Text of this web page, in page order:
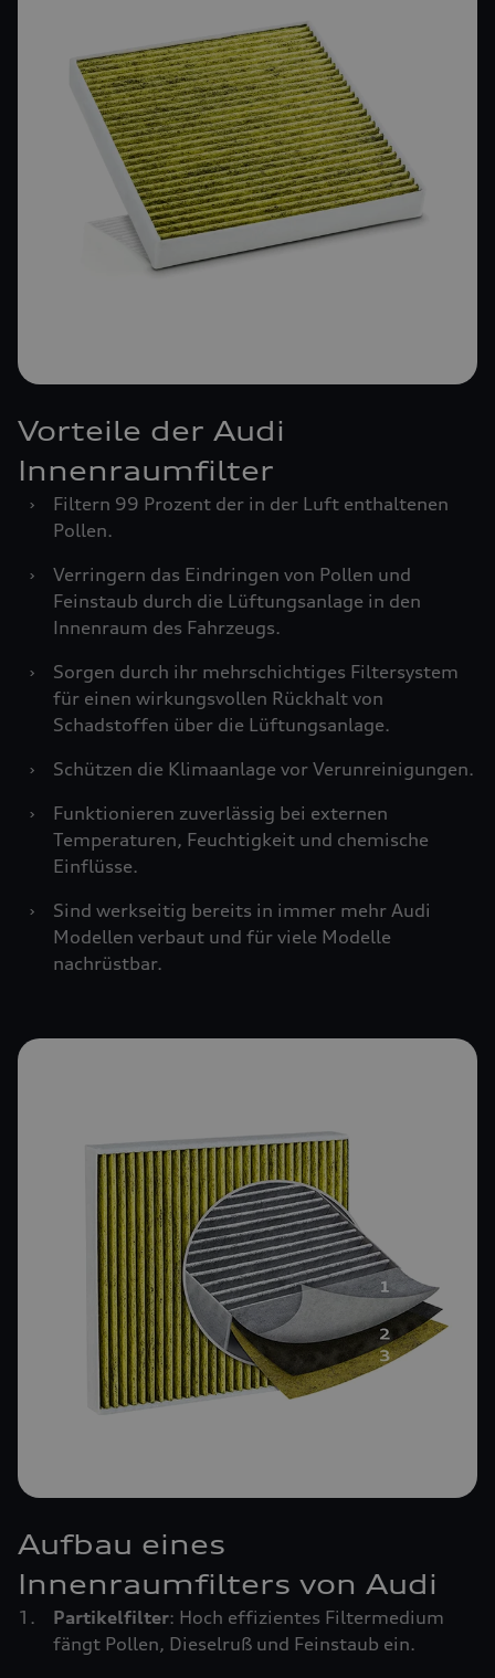
Vorteile der Audi
Innenraumfilter
›
Filtern 99 Prozent der in der Luft enthaltenen
Pollen.
›
Verringern das Eindringen von Pollen und
Feinstaub durch die Lüftungsanlage in den
Innenraum des Fahrzeugs.
›
Sorgen durch ihr mehrschichtiges Filtersystem
für einen wirkungsvollen Rückhalt von
Schadstoffen über die Lüftungsanlage.
›
Schützen die Klimaanlage vor Verunreinigungen.
›
Funktionieren zuverlässig bei externen
Temperaturen, Feuchtigkeit und chemische
Einflüsse.
›
Sind werkseitig bereits in immer mehr Audi
Modellen verbaut und für viele Modelle
nachrüstbar.
Aufbau eines
Innenraumfilters von Audi
Partikelfilter: Hoch effizientes Filtermedium
fängt Pollen, Dieselruß und Feinstaub ein.